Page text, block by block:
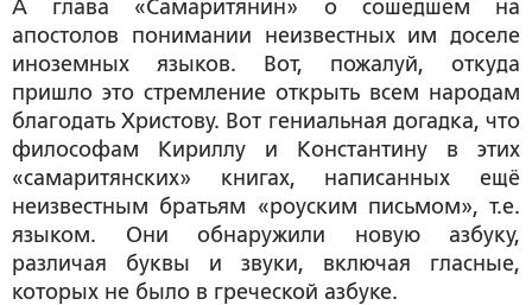
А глава «Самаритянин» о сошедшем на
апостолов понимании неизвестных им доселе
иноземных языков. Вот, пожалуй, откуда
пришло это стремление открыть всем народам
благодать Христову. Вот гениальная догадка, что
философам Кириллу и Константину в этих
«самаритянских» книгах, написанных ещё
неизвестным братьям «роуским письмом», т.е.
языком. Они обнаружили новую азбуку,
различая буквы и звуки, включая гласные,
которых не было в греческой азбуке.